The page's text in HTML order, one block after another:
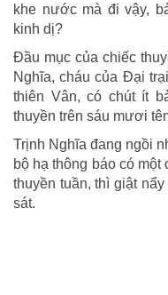
khe nước mà đi vậy,
kinh dị?
Đầu mục của chiếc
Nghĩa, cháu của Đại
thiên Vân, có chút ít
thuyền trên sáu mươi
Trịnh Nghĩa đang ngồi
bộ hạ thông báo có
thuyền tuần, thì giật
sát.